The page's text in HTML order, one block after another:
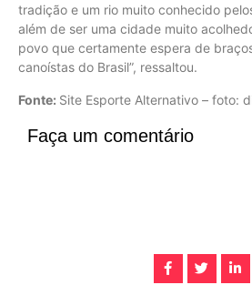
tradição e um rio muito conhecido
além de ser uma cidade muito
povo que certamente espera de
canoístas do Brasil”, ressaltou.
Fonte: Site Esporte Alternativo – foto:
Faça um comentário